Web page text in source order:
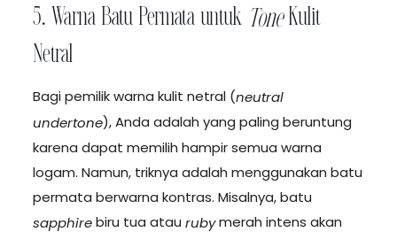
5. Warna Batu Permata untuk ToneKulit
Netral
Bagi pemilik warna kulit netral (neutral
undertone), Anda adalah yang paling beruntung
karena dapat memilih hampir semua warna
logam. Namun, triknya adalah menggunakan batu
permata berwarna kontras. Misalnya, batu
sapphirebiru tua atau rubymerah intens akan